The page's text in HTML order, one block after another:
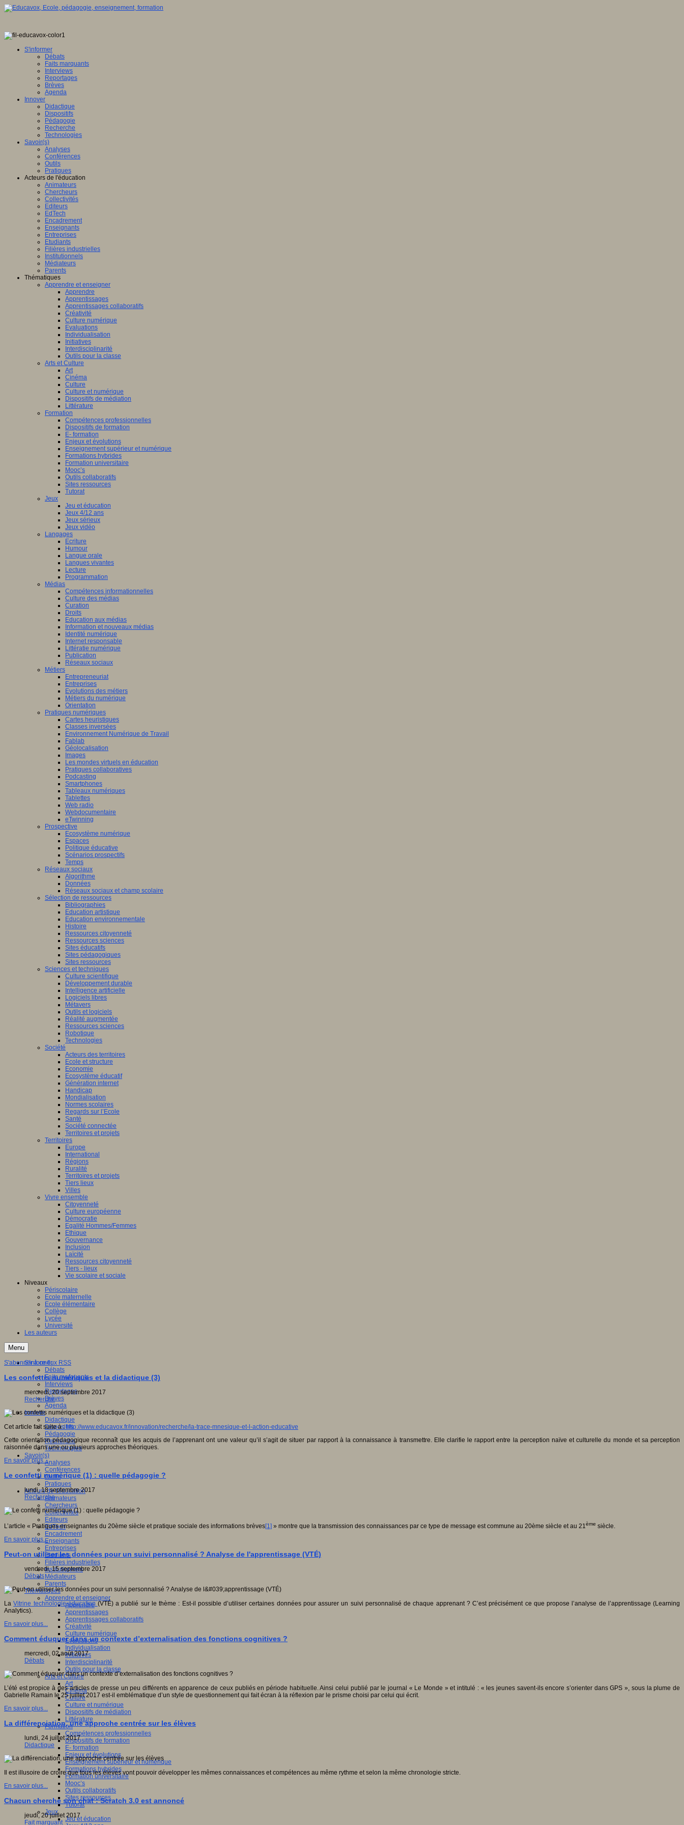
S'informer
Débats
Faits marquants
Interviews
Reportages
Brèves
Agenda
Innover
Didactique
Dispositifs
Pédagogie
Recherche
Technologies
Savoir(s)
Analyses
Conférences
Outils
Pratiques
Acteurs de l'éducation
Animateurs
Chercheurs
Collectivités
Editeurs
EdTech
Encadrement
Enseignants
Entreprises
Etudiants
Filières industrielles
Institutionnels
Médiateurs
Parents
Thématiques
Apprendre et enseigner
Apprendre
Apprentissages
Apprentissages collaboratifs
Créativité
Culture numérique
Evaluations
Individualisation
Initiatives
Interdisciplinarité
Outils pour la classe
Arts et Culture
Art
Cinéma
Culture
Culture et numérique
Dispositifs de médiation
Littérature
Formation
Compétences professionnelles
Dispositifs de formation
E- formation
Enjeux et évolutions
Enseignement supérieur et numérique
Formations hybrides
Formation universitaire
Mooc’s
Outils collaboratifs
Sites ressources
Tutorat
Jeux
Jeu et éducation
Jeux 4/12 ans
Jeux sérieux
Jeux vidéo
Langages
Ecriture
Humour
Langue orale
Langues vivantes
Lecture
Programmation
Médias
Compétences informationnelles
Culture des médias
Curation
Droits
Education aux médias
Information et nouveaux médias
Identité numérique
Internet responsable
Littératie numérique
Publication
Réseaux sociaux
Métiers
Entrepreneuriat
Entreprises
Evolutions des métiers
Métiers du numérique
Orientation
Pratiques numériques
Cartes heuristiques
Classes inversées
Environnement Numérique de Travail
Fablab
Géolocalisation
Images
Les mondes virtuels en éducation
Pratiques collaboratives
Podcasting
Smartphones
Tableaux numériques
Tablettes
Web radio
Webdocumentaire
eTwinning
Prospective
Ecosystème numérique
Espaces
Politique éducative
Scénarios prospectifs
Temps
Réseaux sociaux
Algorithme
Données
Réseaux sociaux et champ scolaire
Sélection de ressources
Bibliographies
Education artistique
Education environnementale
Histoire
Ressources citoyenneté
Ressources sciences
Sites éducatifs
Sites pédagogiques
Sites ressources
Sciences et techniques
Culture scientifique
Développement durable
Intelligence artificielle
Logiciels libres
Métavers
Outils et logiciels
Réalité augmentée
Ressources sciences
Robotique
Technologies
Société
Acteurs des territoires
Ecole et structure
Economie
Ecosystème éducatif
Génération internet
Handicap
Mondialisation
Normes scolaires
Regards sur l’Ecole
Santé
Société connectée
Territoires et projets
Territoires
Europe
International
Régions
Ruralité
Territoires et projets
Tiers lieux
Villes
Vivre ensemble
Citoyenneté
Culture européenne
Démocratie
Egalité Hommes/Femmes
Ethique
Gouvernance
Inclusion
Laïcité
Ressources citoyenneté
Tiers - lieux
Vie scolaire et sociale
Niveaux
Périscolaire
Ecole maternelle
Ecole élémentaire
Collège
Lycée
Université
Les auteurs
Menu
S'informer
Débats
Faits marquants
Interviews
Reportages
Brèves
Agenda
Innover
Didactique
Dispositifs
Pédagogie
Recherche
Technologies
Savoir(s)
Analyses
Conférences
Outils
Pratiques
Acteurs de l'éducation
Animateurs
Chercheurs
Collectivités
Editeurs
EdTech
Encadrement
Enseignants
Entreprises
Etudiants
Filières industrielles
Institutionnels
Médiateurs
Parents
Thématiques
Apprendre et enseigner
Apprendre
Apprentissages
Apprentissages collaboratifs
Créativité
Culture numérique
Evaluations
Individualisation
Initiatives
Interdisciplinarité
Outils pour la classe
Arts et Culture
Art
Cinéma
Culture
Culture et numérique
Dispositifs de médiation
Littérature
Formation
Compétences professionnelles
Dispositifs de formation
E- formation
Enjeux et évolutions
Enseignement supérieur et numérique
Formations hybrides
Formation universitaire
Mooc’s
Outils collaboratifs
Sites ressources
Tutorat
Jeux
Jeu et éducation
S'abonner à ce flux RSS
Les confettis numériques et la didactique (3)
mercredi, 20 septembre 2017
Recherche
Cet article fait suite à :http://www.educavox.fr/innovation/recherche/la-trace-mnesique-et-l-action-educative
Cette orientation pédagogique reconnaît que les acquis de l’apprenant ont une valeur qu’il s’agit de situer par rapport à la connaissance à transmettre. Elle clarifie le rapport entre la perception naïve et culturelle du monde et sa perception
raisonnée dans une ou plusieurs approches théoriques.
En savoir plus...
Le confetti numérique (1) : quelle pédagogie ?
lundi, 18 septembre 2017
Recherche
L’article « Pratiques enseignantes du 20ème siècle et pratique sociale des informations brèves[1] » montre que la transmission des connaissances par ce type de message est commune au 20ème siècle et au 21ème siècle.
En savoir plus...
Peut-on utiliser les données pour un suivi personnalisé ? Analyse de l'apprentissage (VTÉ)
vendredi, 15 septembre 2017
Débats
LaVitrine technologie-éducation (VTÉ) a publié sur le thème : Est-il possible d’utiliser certaines données pour assurer un suivi personnalisé de chaque apprenant ? C’est précisément ce que propose l’analyse de l’apprentissage (Learning
Analytics).
En savoir plus...
Comment éduquer dans un contexte d’externalisation des fonctions cognitives ?
mercredi, 02 août 2017
Débats
L’été est propice à des articles de presse un peu différents en apparence de ceux publiés en période habituelle. Ainsi celui publié par le journal « Le Monde » et intitulé : « les jeunes savent-ils encore s’orienter dans GPS », sous la plume de
Gabrielle Ramain le 25 juillet 2017 est-il emblématique d’un style de questionnement qui fait écran à la réflexion par le prisme choisi par celui qui écrit.
En savoir plus...
La différenciation, une approche centrée sur les élèves
lundi, 24 juillet 2017
Didactique
Il est illusoire de croire que tous les élèves vont pouvoir développer les mêmes connaissances et compétences au même rythme et selon la même chronologie stricte.
En savoir plus...
Chacun cherche son chat : Scratch 3.0 est annoncé
jeudi, 20 juillet 2017
Fait marquant